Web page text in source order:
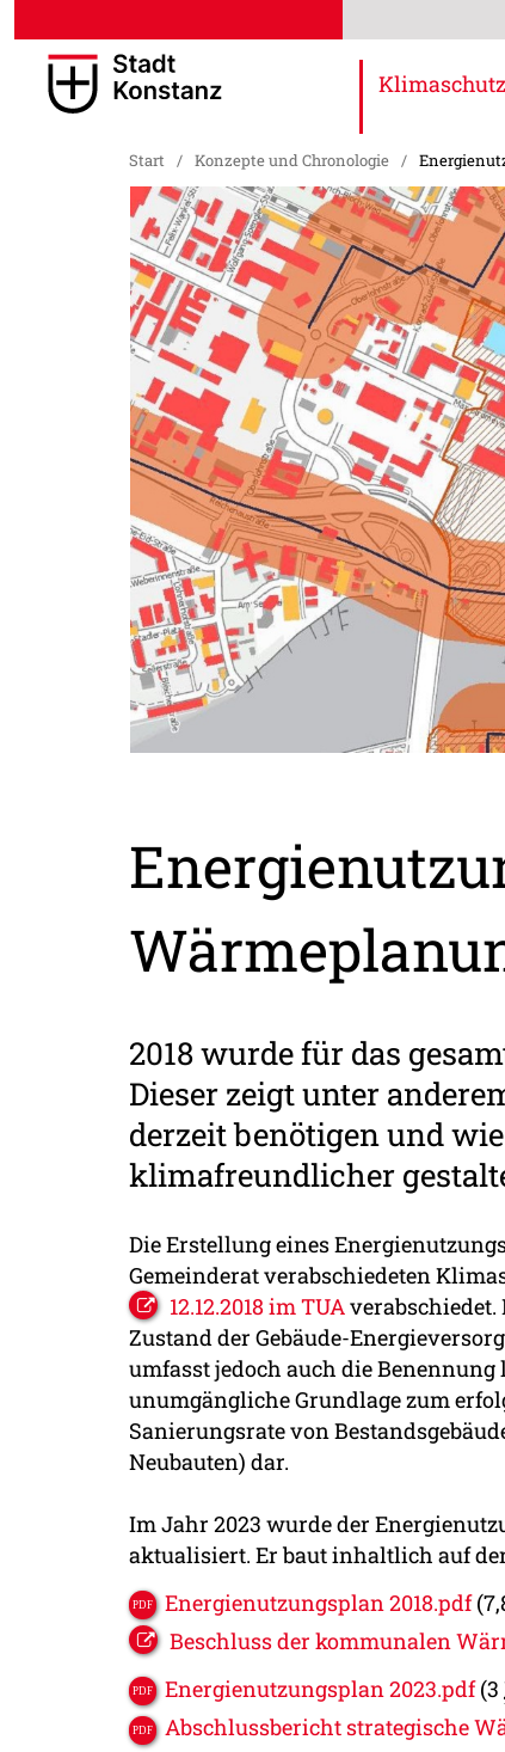
Klimaschutz
Start / Konzepte und Chronologie /
2018 wurde für das
Dieser zeigt unter
derzeit benötigen und
klimafreundlicher
Die Erstellung eines
Gemeinderat verabschiedeten
12.12.2018 im TUAverabschiedet.
Zustand der Gebäude-
umfasst jedoch auch die
unumgängliche Grundlage zum
Sanierungsrate von
Neubauten) dar.
Im Jahr 2023 wurde der
aktualisiert. Er baut inhaltlich auf
Energienutzungsplan 2018.pdf
Beschluss der kommunalen
Energienutzungsplan 2023.pdf (3
Abschlussbericht strategische